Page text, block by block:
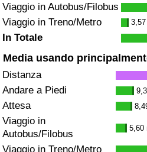
Viaggio in Autobus/Filobus
Viaggio in Treno/Metro
In Totale
Media usando
Distanza
Andare a Piedi
Attesa
Viaggio in
Autobus/Filobus
5,60
Viaggio in Treno/Metro